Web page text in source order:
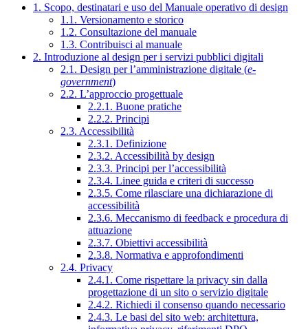
1. Scopo, destinatari e uso del Manuale operativo di design
1.1. Versionamento e storico
1.2. Consultazione del manuale
1.3. Contribuisci al manuale
2. Introduzione al design per i servizi pubblici digitali
2.1. Design per l’amministrazione digitale (e-
government)
2.2. L’approccio progettuale
2.2.1. Buone pratiche
2.2.2. Principi
2.3. Accessibilità
2.3.1. Definizione
2.3.2. Accessibilità by design
2.3.3. Principi per l’accessibilità
2.3.4. Linee guida e criteri di successo
2.3.5. Come rilasciare una dichiarazione di
accessibilità
2.3.6. Meccanismo di feedback e procedura di
attuazione
2.3.7. Obiettivi accessibilità
2.3.8. Normativa e approfondimenti
2.4. Privacy
2.4.1. Come rispettare la privacy sin dalla
progettazione di un sito o servizio digitale
2.4.2. Richiedi il consenso quando necessario
2.4.3. Le basi del sito web: architettura,